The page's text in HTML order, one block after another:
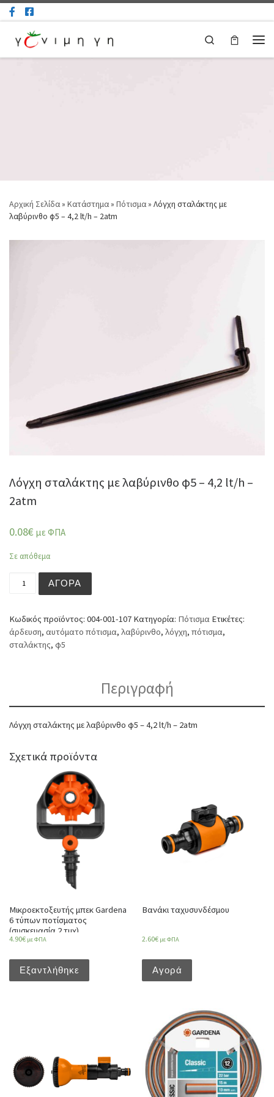
Μετάβαση στο περιεχόμενο
Search
Αρχική Σελίδα» Κατάστημα» Πότισμα» Λόγχη σταλάκτης με
λαβύρινθο φ5 – 4,2 lt/h – 2atm
Λόγχη σταλάκτης με λαβύρινθο φ5 – 4,2 lt/h –
2atm
0.08€ με ΦΠΑ
Σε απόθεμα
ΑΓΟΡΆ
Κωδικός προϊόντος: 004-001-107 Κατηγορία: Πότισμα Ετικέτες:
άρδευση, αυτόματο πότισμα, λαβύρινθο, λόγχη, πότισμα,
σταλάκτης, φ5
Περιγραφή
Λόγχη σταλάκτης με λαβύρινθο φ5 – 4,2 lt/h – 2atm
Σχετικά προϊόντα
Μικροεκτοξευτής μπεκ Gardena
6 τύπων ποτίσματος
(συσκευασία 2 τμχ)
4.90€ με ΦΠΑ
Εξαντλήθηκε
Βανάκι ταχυσυνδέσμου
2.60€ με ΦΠΑ
Αγορά